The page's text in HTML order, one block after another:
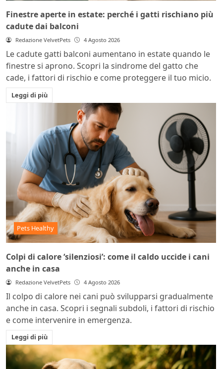
Finestre aperte in estate: perché i gatti rischiano più
cadute dai balconi
Redazione VelvetPets 4 Agosto 2026
Le cadute gatti balconi aumentano in estate quando le
finestre si aprono. Scopri la sindrome del gatto che
cade, i fattori di rischio e come proteggere il tuo micio.
Leggi di più
Pets Healthy
Colpi di calore ‘silenziosi’: come il caldo uccide i cani
anche in casa
Redazione VelvetPets 4 Agosto 2026
Il colpo di calore nei cani può svilupparsi gradualmente
anche in casa. Scopri i segnali subdoli, i fattori di rischio
e come intervenire in emergenza.
Leggi di più